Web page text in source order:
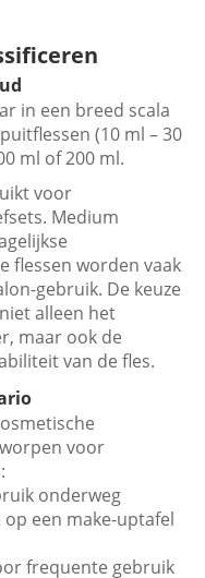
in een breed scala
(10 ml – 30
ml of 200 ml.
voor
Medium
flessen worden vaak
gebruik. De keuze
alleen het
maar ook de
van de fles.
voor
onderweg
een make-uptafel
frequente gebruik